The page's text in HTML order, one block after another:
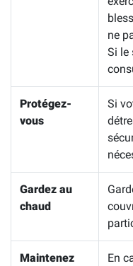
ne
Si le
Protégez-
vous
Si
Gardez au
chaud
Maintenez
En